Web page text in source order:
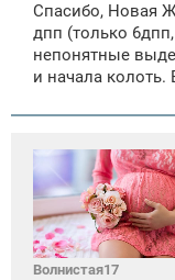
б
щ
н
и
Спасибо, Новая
дпп (только
непонятные
и начала
Волнистая17